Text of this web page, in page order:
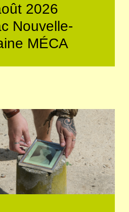
2026
Nouvelle-
MÉCA